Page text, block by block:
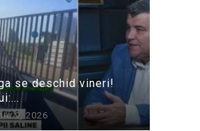
se deschid vineri!
9, 2026